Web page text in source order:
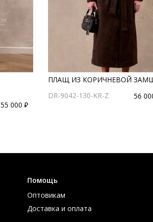
55 000 ₽
ПЛАЩ ИЗ КОРИЧНЕВОЙ
DR-9042-130-KR-Z
56
Помощь
Оптовикам
Доставка и оплата